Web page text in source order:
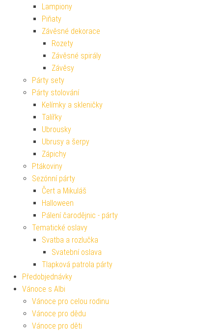
Lampiony
Piňaty
Závěsné dekorace
Rozety
Závěsné spirály
Závěsy
Párty sety
Párty stolování
Kelímky a skleničky
Talířky
Ubrousky
Ubrusy a šerpy
Zápichy
Ptákoviny
Sezónní párty
Čert a Mikuláš
Halloween
Pálení čarodějnic - párty
Tematické oslavy
Svatba a rozlučka
Svatební oslava
Tlapková patrola párty
Předobjednávky
Vánoce s Albi
Vánoce pro celou rodinu
Vánoce pro dědu
Vánoce pro děti